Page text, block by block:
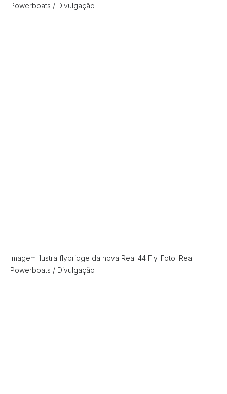
Powerboats / Divulgação
Imagem ilustra flybridge da nova Real 44 Fly. Foto: Real
Powerboats / Divulgação